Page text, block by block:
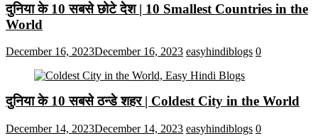
दुनिया के 10 सबसे छोटे देश | 10 Smallest Countries in the
World
December 16, 2023December 16, 2023 easyhindiblogs 0
दुनिया के 10 सबसे ठन्डे शहर | Coldest City in the World
December 14, 2023December 14, 2023 easyhindiblogs 0